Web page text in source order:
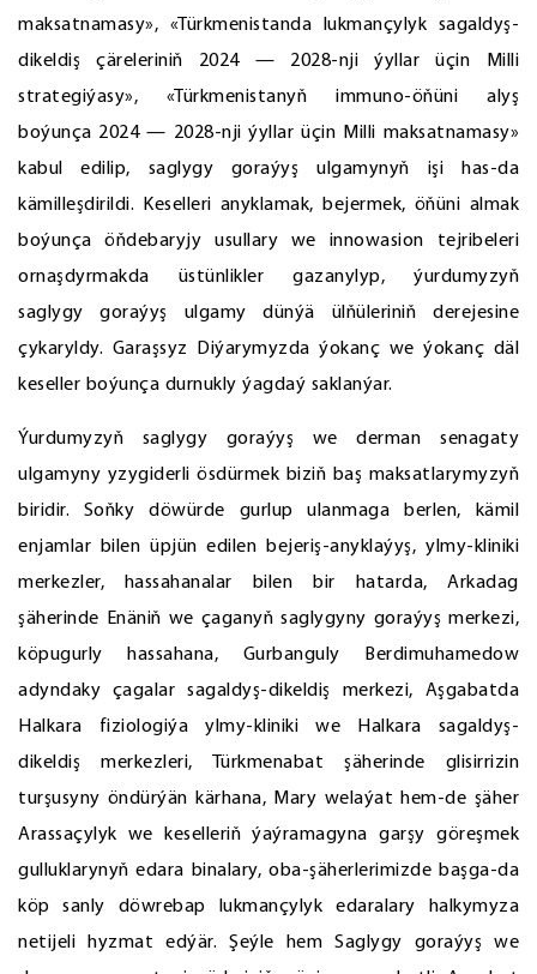
maksatnamasy», «Türkmenistanda lukmançylyk sagaldyş-
dikeldiş çäreleriniň 2024 — 2028-nji ýyllar üçin Milli
strategiýasy», «Türkmenistanyň immuno-öňüni alyş
boýunça 2024 — 2028-nji ýyllar üçin Milli maksatnamasy»
kabul edilip, saglygy goraýyş ulgamynyň işi has-da
kämilleşdirildi. Keselleri anyklamak, bejermek, öňüni almak
boýunça öňdebaryjy usullary we innowasion tejribeleri
ornaşdyrmakda üstünlikler gazanylyp, ýurdumyzyň
saglygy goraýyş ulgamy dünýä ülňüleriniň derejesine
çykaryldy. Garaşsyz Diýarymyzda ýokanç we ýokanç däl
keseller boýunça durnukly ýagdaý saklanýar.
Ýurdumyzyň saglygy goraýyş we derman senagaty
ulgamyny yzygiderli ösdürmek biziň baş maksatlarymyzyň
biridir. Soňky döwürde gurlup ulanmaga berlen, kämil
enjamlar bilen üpjün edilen bejeriş-anyklaýyş, ylmy-kliniki
merkezler, hassahanalar bilen bir hatarda, Arkadag
şäherinde Enäniň we çaganyň saglygyny goraýyş merkezi,
köpugurly hassahana, Gurbanguly Berdimuhamedow
adyndaky çagalar sagaldyş-dikeldiş merkezi, Aşgabatda
Halkara fiziologiýa ylmy-kliniki we Halkara sagaldyş-
dikeldiş merkezleri, Türkmenabat şäherinde glisirrizin
turşusyny öndürýän kärhana, Mary welaýat hem-de şäher
Arassaçylyk we keselleriň ýaýramagyna garşy göreşmek
gulluklarynyň edara binalary, oba-şäherlerimizde başga-da
köp sanly döwrebap lukmançylyk edaralary halkymyza
netijeli hyzmat edýär. Şeýle hem Saglygy goraýyş we